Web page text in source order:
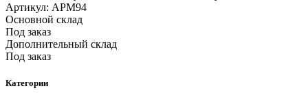
Артикул: АРМ94
Основной склад
Под заказ
Дополнительный склад
Под заказ
Категории